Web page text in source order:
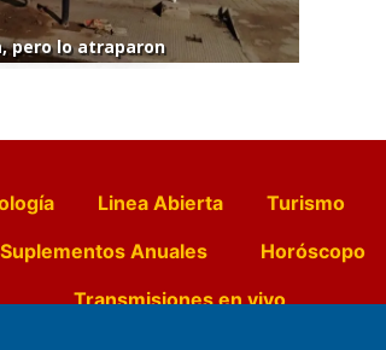
pero lo atraparon
Linea Abierta Turismo
Suplementos Anuales Horóscopo
Transmisiones en vivo